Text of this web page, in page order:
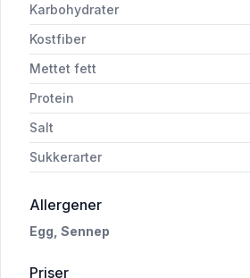
Karbohydrater
Kostfiber
Mettet fett
Protein
Salt
Sukkerarter
Allergeneri 'Italiensk Salat med
Egg, Sennep
Priser